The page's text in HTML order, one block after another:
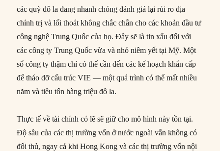
các quỹ đô la đang nhanh chóng đánh giá lại rủi ro địa
chính trị và lối thoát không chắc chắn cho các khoản đầu tư
công nghệ Trung Quốc của họ. Đây sẽ là tin xấu đối với
các công ty Trung Quốc vừa và nhỏ niêm yết tại Mỹ. Một
số công ty thậm chí có thể cần đến các kế hoạch khẩn cấp
để tháo dỡ cấu trúc VIE — một quá trình có thể mất nhiều
năm và tiêu tốn hàng triệu đô la.
Thực tế về tài chính có lẽ sẽ giữ cho mô hình này tồn tại.
Độ sâu của các thị trường vốn ở nước ngoài vẫn không có
đối thủ, ngay cả khi Hong Kong và các thị trường vốn nội